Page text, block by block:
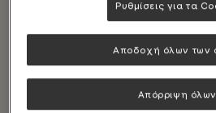
άνοιγμα της
Πώς μπορώ να
προϊόντα GARDEN
Ρυθμίσεις για τα
Απόρριψη όλων
Αποδοχή όλων των